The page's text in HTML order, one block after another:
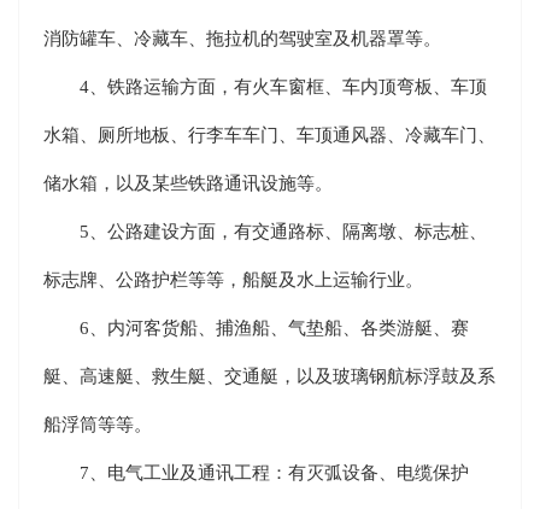
消防罐车、冷藏车、拖拉机的驾驶室及机器罩等。
4、铁路运输方面，有火车窗框、车内顶弯板、车顶
水箱、厕所地板、行李车车门、车顶通风器、冷藏车门、
储水箱，以及某些铁路通讯设施等。
5、公路建设方面，有交通路标、隔离墩、标志桩、
标志牌、公路护栏等等，船艇及水上运输行业。
6、内河客货船、捕渔船、气垫船、各类游艇、赛
艇、高速艇、救生艇、交通艇，以及玻璃钢航标浮鼓及系
船浮筒等等。
7、电气工业及通讯工程：有灭弧设备、电缆保护